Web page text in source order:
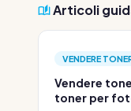
Articoli
VENDERE
Vendere
toner per